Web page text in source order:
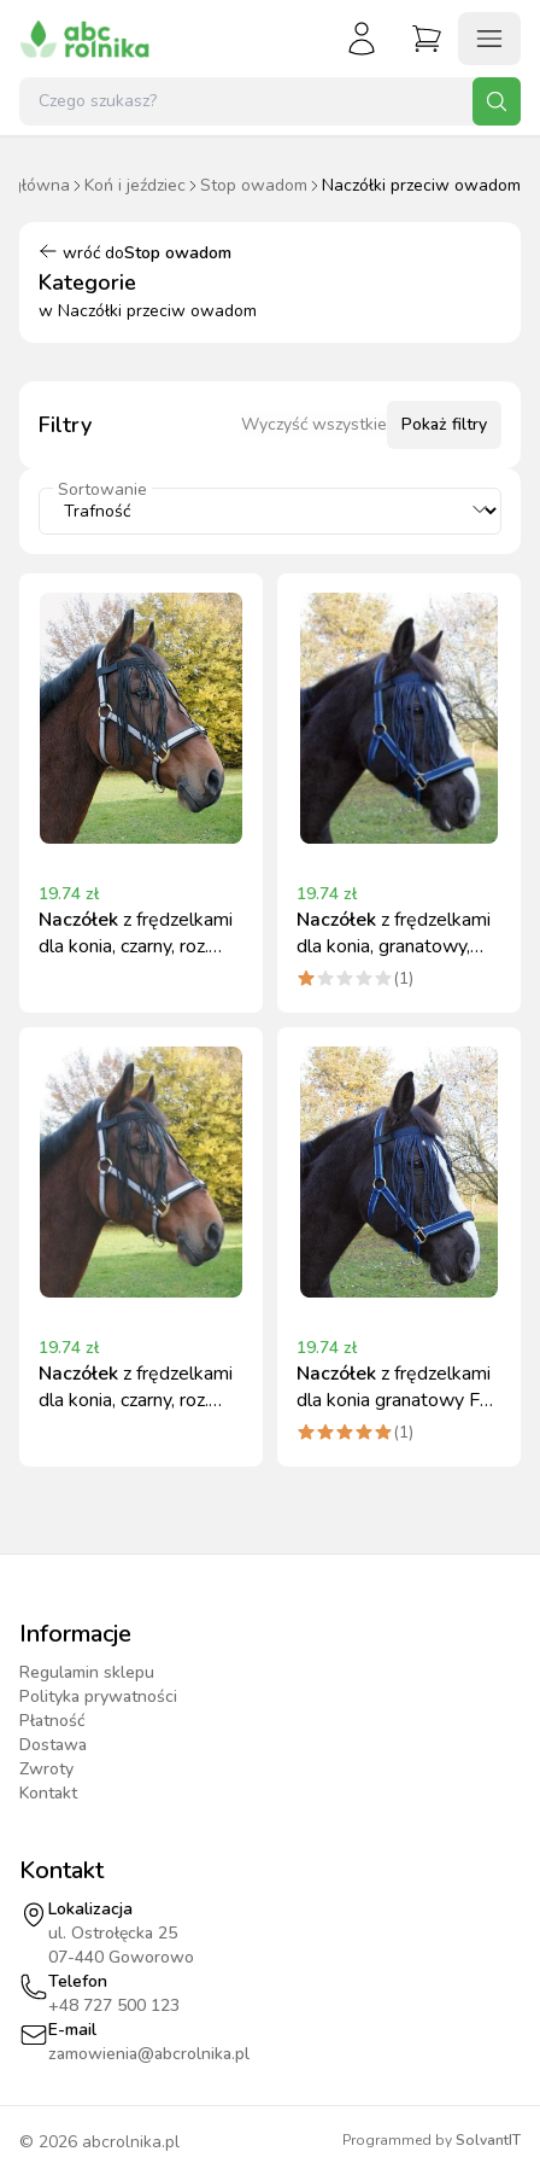
główna Koń i jeździec Stop owadom Naczółki przeciw owadom
wróć doStop owadom
Kategorie
w Naczółki przeciw owadom
Filtry Wyczyść wszystkie Pokaż filtry
Sortowanie
19.74 zł
Naczółekz frędzelkami
dla konia, czarny, roz.
19.74 zł
Naczółekz frędzelkami
dla konia, granatowy,
roz. Pony
(1)
19.74 zł
Naczółekz frędzelkami
dla konia, czarny, roz.
19.74 zł
Naczółekz frędzelkami
dla konia granatowy Full
COVALLIERO
(1)
Informacje
Regulamin sklepu
Polityka prywatności
Płatność
Dostawa
Zwroty
Kontakt
Kontakt
Lokalizacja
ul. Ostrołęcka 25
07-440 Goworowo
Telefon
+48 727 500 123
E-mail
zamowienia@abcrolnika.pl
© 2026 abcrolnika.pl Programmed bySolvantIT